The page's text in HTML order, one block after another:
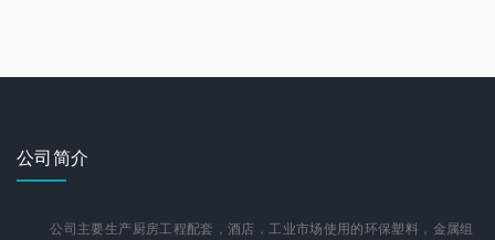
公司简介
公司主要生产厨房工程配套，酒店，工业市场使用的环保塑料，金属组